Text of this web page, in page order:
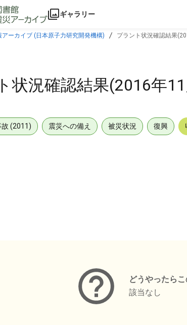
ギャラリー
ーカイブ (日本原子力研究開発機構) プラント状況確認結果
状況確認結果(2016年
(2011) 震災への備え 被災状況 復興
どうやったら
該当なし